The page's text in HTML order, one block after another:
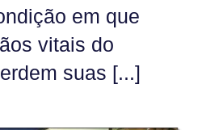
em que
vitais do
suas [...]